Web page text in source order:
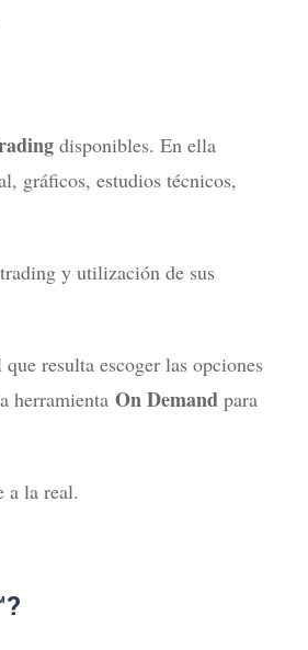
disponibles. En ella
gráficos, estudios técnicos,
y utilización de sus
resulta escoger las opciones
herramienta On Demand para
a la real.